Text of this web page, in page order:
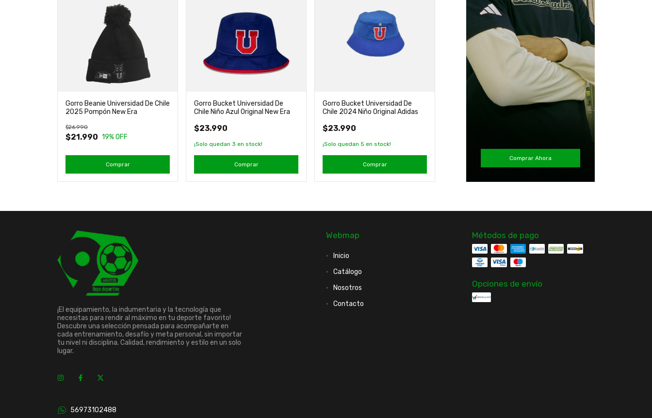
Gorro Beanie Universidad De Chile
2025 Pompón New Era
$21.990
$26.990
19% OFF
Comprar
Gorro Bucket Universidad De
Chile Niño Azul Original New Era
$23.990
¡Solo quedan 3 en stock!
Comprar
Gorro Bucket Universidad De
Chile 2024 Niño Original Adidas
$23.990
¡Solo quedan 5 en stock!
Comprar
Comprar Ahora
¡El equipamiento, la indumentaria y la tecnología que
necesitas para rendir al máximo en tu deporte favorito!
Descubre una selección pensada para acompañarte en
cada entrenamiento, desafío y meta personal, sin importar
tu nivel ni disciplina. Calidad, rendimiento y estilo en un solo
lugar.
56973102488
Webmap
Inicio
Catálogo
Nosotros
Contacto
Métodos de pago
Opciones de envío